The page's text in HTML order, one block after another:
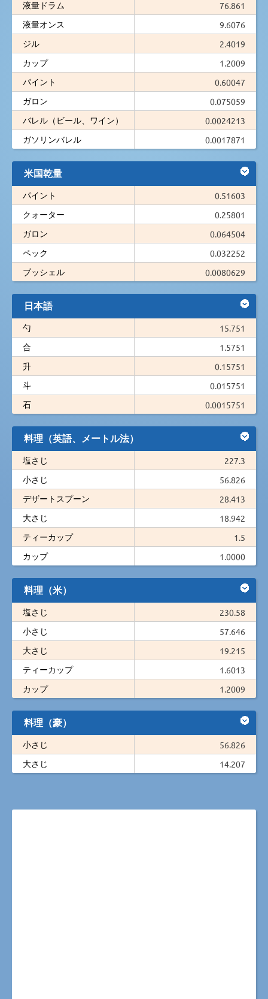
液量ドラム
76.861
液量オンス
9.6076
ジル
2.4019
カップ
1.2009
パイント
0.60047
ガロン
0.075059
バレル（ビール、ワイン）
0.0024213
ガソリンバレル
0.0017871
米国乾量
パイント
0.51603
クォーター
0.25801
ガロン
0.064504
ペック
0.032252
ブッシェル
0.0080629
日本語
勺
15.751
合
1.5751
升
0.15751
斗
0.015751
石
0.0015751
料理（英語、メートル法）
塩さじ
227.3
小さじ
56.826
デザートスプーン
28.413
大さじ
18.942
ティーカップ
1.5
カップ
1.0000
料理（米）
塩さじ
230.58
小さじ
57.646
大さじ
19.215
ティーカップ
1.6013
カップ
1.2009
料理（豪）
小さじ
56.826
大さじ
14.207